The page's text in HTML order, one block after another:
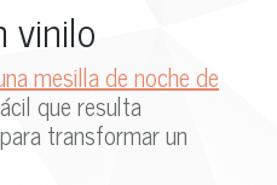
vinilo
mesilla de noche de
que resulta
transformar un